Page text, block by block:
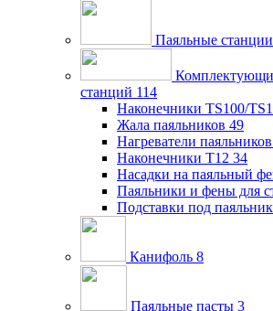
Паяльные станции
станций 114
Наконечники TS100/
Жала паяльников 49
Нагреватели
Наконечники T12 34
Насадки на паяльный
Паяльники и фены для
Подставки под паяльник
Канифоль 8
Паяльные пасты 3